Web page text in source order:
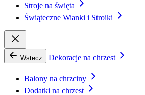
Stroje na święta
Świąteczne Wianki i Stroiki
Wstecz Dekoracje na chrzest
Balony na chrzciny
Dodatki na chrzest